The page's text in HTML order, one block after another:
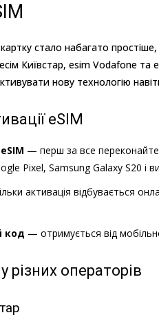
стало набагато
Київстар, esim Vodafone
нову технологію
eSIM
— перш за все
Pixel, Samsung Galaxy S20
активація відбувається
код — отримується від
різних операторів